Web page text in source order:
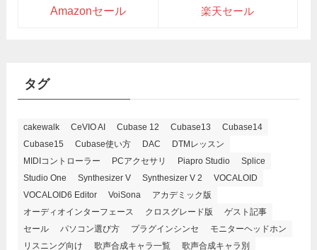
Amazonセール 楽天セール
タグ
cakewalk CeVIO AI Cubase 12 Cubase13
Cubase14
Cubase15
Cubase使い方 DAC
DTMレッスン
MIDIコントローラー
PCアクセサリ Piapro Studio
Splice
Studio One
Synthesizer V Synthesizer V 2
VOCALOID
VOCALOID6 Editor
VoiSona
アカデミック版
オーディオインターフェース
クロスグレード版
ゲスト記事
セール
パソコン選び方 プラグインシンセ
モニターヘッドホン
リスニング向け
歌声合成キャラ一覧 歌声合成キャラ別